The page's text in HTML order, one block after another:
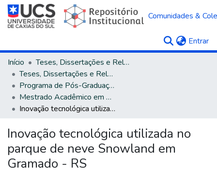
Comunidades &
Entrar
Início
Teses, Dissertações e Relatórios
Teses, Dissertações e Relatórios defendidos na UCS
Programa de Pós-Graduação em Administração
Mestrado Acadêmico em Administração
Inovação tecnológica utilizada no parque de neve Snowland em Gramado - RS
Inovação tecnológica utilizada no
parque de neve Snowland em
Gramado - RS